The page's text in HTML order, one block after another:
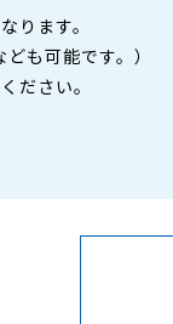
ります。
も可能です。）
ださい。